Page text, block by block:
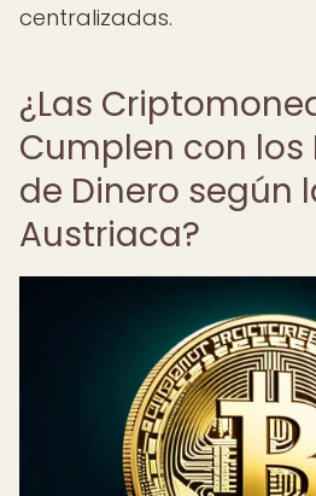
centralizadas.
¿Las
Cumplen con los
de Dinero según
Austriaca?